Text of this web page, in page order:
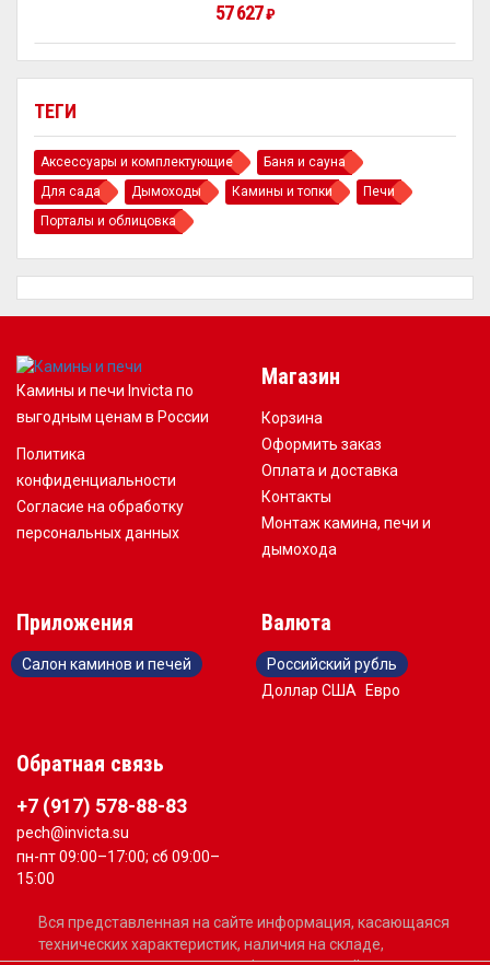
ТЕГИ
Аксессуары и комплектующие
Баня и сауна
Для сада
Дымоходы Камины и топки
Печи
Порталы и облицовка
57 627₽
Камины и печи Invicta по
выгодным ценам в России
Политика
конфиденциальности
Согласие на обработку
персональных данных
Магазин
Корзина
Оформить заказ
Оплата и доставка
Контакты
Монтаж камина, печи и
дымохода
Приложения
Салон каминов и печей
Валюта
Российский рубль
Доллар США
Евро
Обратная связь
+7 (917) 578-88-83
pech@invicta.su
пн-пт 09:00–17:00; сб 09:00–
15:00
Вся представленная на сайте информация, касающаяся
технических характеристик, наличия на складе,